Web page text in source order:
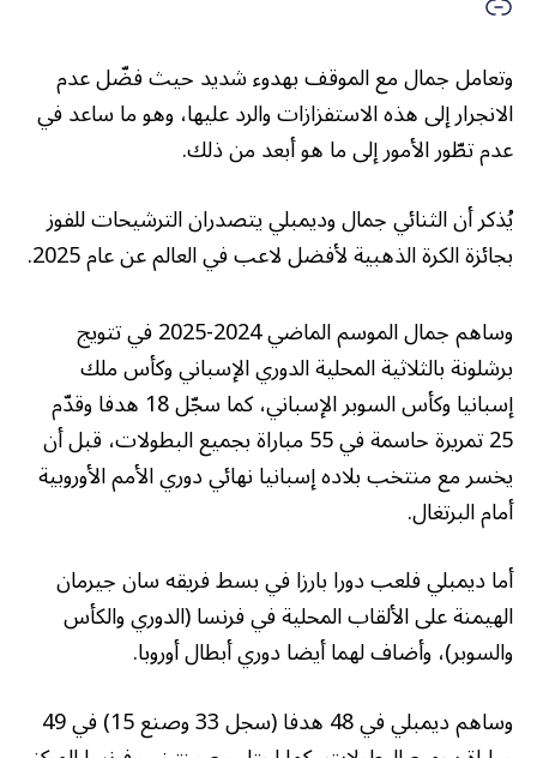
وتعامل جمال مع الموقف بهدوء شديد حيث فضّل عدم
الانجرار إلى هذه الاستفزازات والرد عليها، وهو ما ساعد في
عدم تطّور الأمور إلى ما هو أبعد من ذلك.
يُذكر أن الثنائي جمال وديمبلي يتصدران الترشيحات للفوز
بجائزة الكرة الذهبية لأفضل لاعب في العالم عن عام 2025.
وساهم جمال الموسم الماضي 2024-2025 في تتويج
برشلونة بالثلاثية المحلية الدوري الإسباني وكأس ملك
إسبانيا وكأس السوبر الإسباني، كما سجّل 18 هدفا وقدّم
25 تمريرة حاسمة في 55 مباراة بجميع البطولات، قبل أن
يخسر مع منتخب بلاده إسبانيا نهائي دوري الأمم الأوروبية
أمام البرتغال.
أما ديمبلي فلعب دورا بارزا في بسط فريقه سان جيرمان
الهيمنة على الألقاب المحلية في فرنسا (الدوري والكأس
والسوبر)، وأضاف لهما أيضا دوري أبطال أوروبا.
وساهم ديمبلي في 48 هدفا (سجل 33 وصنع 15) في 49